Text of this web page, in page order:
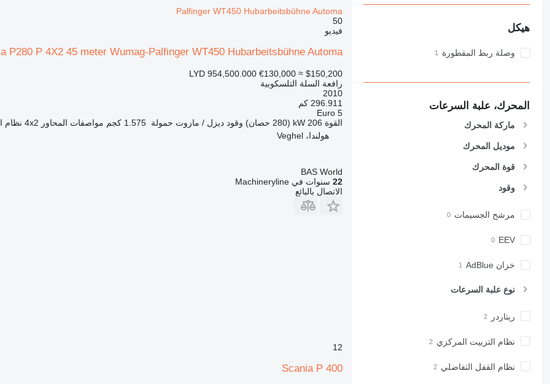
هيكل
وصلة ربط المقطورة
المحرك، علبة السرعات
ماركة المحرك
موديل المحرك
قوة المحرك
وقود
مرشح الجسيمات
EEV
خزان AdBlue
نوع علبة السرعات
ريتاردر
نظام التزييت المركزي
نظام القفل التفاضلي
Palfinger WT450 Hubarbeitsbühne Automa
50
فيديو
P280 P 4X2 45 meter Wumag-Palfinger WT450 Hubarbeitsbühne Automa
LYD 954,500.000 €130,000 ≈ $150,200
رافعة السلة التلسكوبية
2010
296.911 كم
Euro 5
القوة 206 kW (280 حصان) وقود ديزل / مازوت حمولة 1.575 كجم مواصفات المحاور 4x2 نظام
هولندا، Veghel
BAS World
22سنوات في Machineryline
الاتصال بالبائع
12
Scania P 400